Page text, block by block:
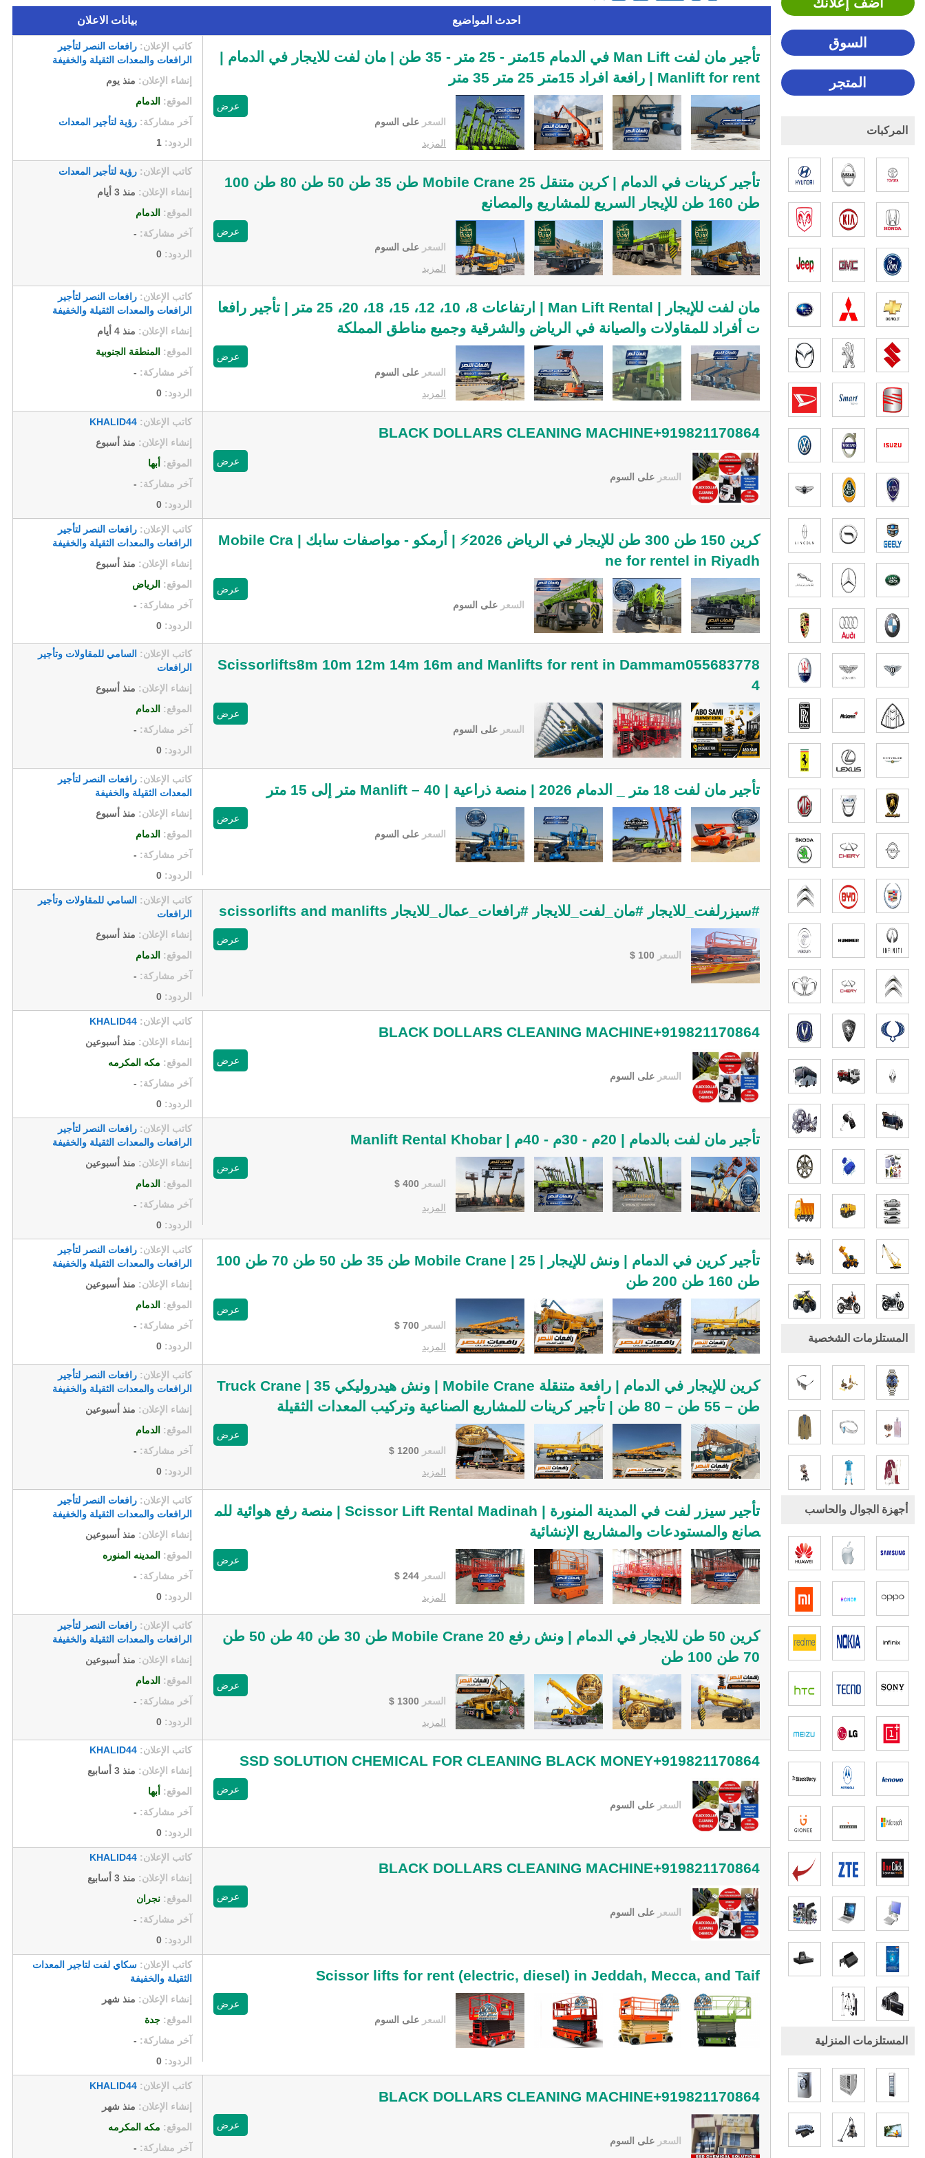
السوق
المتجر
المركبات
المستلزمات الشخصية
أجهزة الجوال والحاسب
المستلزمات المنزلية
احدث المواضيع بيانات الاعلان
تأجير مان لفت Man Lift في الدمام 15متر - 25 متر - 35 طن | مان لفت للايجار في الدمام |
Manlift for rent | رافعة افراد 15متر 25 متر 35 متر
المزيد
السعر على السوم
عرض
كاتب الإعلان:رافعات النصر لتأجير
الرافعات والمعدات الثقيلة والخفيفة
إنشاء الإعلان: منذ يوم
الموقع: الدمام
آخر مشاركة:رؤية لتأجير المعدات
الردود:1
تأجير كرينات في الدمام | كرين متنقل Mobile Crane 25 طن 35 طن 50 طن 80 طن 100
طن 160 طن للإيجار السريع للمشاريع والمصانع
المزيد
السعر على السوم
عرض
كاتب الإعلان:رؤية لتأجير المعدات
إنشاء الإعلان: منذ 3 أيام
الموقع: الدمام
آخر مشاركة: -
الردود:0
مان لفت للإيجار | Man Lift Rental | ارتفاعات 8، 10، 12، 15، 18، 20، 25 متر | تأجير رافعا
ت أفراد للمقاولات والصيانة في الرياض والشرقية وجميع مناطق المملكة
المزيد
السعر على السوم
عرض
كاتب الإعلان:رافعات النصر لتأجير
الرافعات والمعدات الثقيلة والخفيفة
إنشاء الإعلان: منذ 4 أيام
الموقع: المنطقة الجنوبية
آخر مشاركة: -
الردود:0
BLACK DOLLARS CLEANING MACHINE+919821170864
السعر على السوم
عرض
كاتب الإعلان:KHALID44
إنشاء الإعلان: منذ أسبوع
الموقع:أبها
آخر مشاركة: -
الردود:0
كرين 150 طن 300 طن للإيجار في الرياض 2026⚡ | أرمكو - مواصفات سابك | Mobile Cra
ne for rentel in Riyadh
السعر على السوم
عرض
كاتب الإعلان:رافعات النصر لتأجير
الرافعات والمعدات الثقيلة والخفيفة
إنشاء الإعلان: منذ أسبوع
الموقع:الرياض
آخر مشاركة: -
الردود:0
Scissorlifts8m 10m 12m 14m 16m and Manlifts for rent in Dammam055683778
4
السعر على السوم
عرض
كاتب الإعلان: السامي للمقاولات وتأجير
الرافعات
إنشاء الإعلان: منذ أسبوع
الموقع: الدمام
آخر مشاركة: -
الردود:0
تأجير مان لفت 18 متر _ الدمام 2026 | منصة ذراعية | Manlift – 40 متر إلى 15 متر
السعر على السوم
عرض
كاتب الإعلان:رافعات النصر لتأجير
المعدات الثقيلة والخفيفة
إنشاء الإعلان: منذ أسبوع
الموقع: الدمام
آخر مشاركة: -
الردود:0
#سيزرلفت_للايجار #مان_لفت_للايجار #رافعات_عمال_للايجار scissorlifts and manlifts
السعر 100
$
عرض
كاتب الإعلان: السامي للمقاولات وتأجير
الرافعات
إنشاء الإعلان: منذ أسبوع
الموقع: الدمام
آخر مشاركة: -
الردود:0
BLACK DOLLARS CLEANING MACHINE+919821170864
السعر على السوم
عرض
كاتب الإعلان:KHALID44
إنشاء الإعلان: منذ أسبوعين
الموقع: مكه المكرمه
آخر مشاركة: -
الردود:0
تأجير مان لفت بالدمام | 20م - 30م - 40م | Manlift Rental Khobar
المزيد
السعر 400
$
عرض
كاتب الإعلان:رافعات النصر لتأجير
الرافعات والمعدات الثقيلة والخفيفة
إنشاء الإعلان: منذ أسبوعين
الموقع: الدمام
آخر مشاركة: -
الردود:0
تأجير كرين في الدمام | ونش للإيجار | Mobile Crane | 25 طن 35 طن 50 طن 70 طن 100
طن 160 طن 200 طن
المزيد
السعر 700
$
عرض
كاتب الإعلان:رافعات النصر لتأجير
الرافعات والمعدات الثقيلة والخفيفة
إنشاء الإعلان: منذ أسبوعين
الموقع: الدمام
آخر مشاركة: -
الردود:0
كرين للإيجار في الدمام | رافعة متنقلة Mobile Crane | ونش هيدروليكي Truck Crane | 35
طن – 55 طن – 80 طن | تأجير كرينات للمشاريع الصناعية وتركيب المعدات الثقيلة
المزيد
السعر 1200
$
عرض
كاتب الإعلان:رافعات النصر لتأجير
الرافعات والمعدات الثقيلة والخفيفة
إنشاء الإعلان: منذ أسبوعين
الموقع: الدمام
آخر مشاركة: -
الردود:0
تأجير سيزر لفت في المدينة المنورة | Scissor Lift Rental Madinah | منصة رفع هوائية للم
صانع والمستودعات والمشاريع الإنشائية
المزيد
السعر 244
$
عرض
كاتب الإعلان:رافعات النصر لتأجير
الرافعات والمعدات الثقيلة والخفيفة
إنشاء الإعلان: منذ أسبوعين
الموقع: المدينه المنوره
آخر مشاركة: -
الردود:0
كرين 50 طن للايجار في الدمام | ونش رفع Mobile Crane 20 طن 30 طن 40 طن 50 طن
70 طن 100 طن
المزيد
السعر 1300
$
عرض
كاتب الإعلان:رافعات النصر لتأجير
الرافعات والمعدات الثقيلة والخفيفة
إنشاء الإعلان: منذ أسبوعين
الموقع:الدمام
آخر مشاركة: -
الردود:0
SSD SOLUTION CHEMICAL FOR CLEANING BLACK MONEY+919821170864
السعر على السوم
عرض
كاتب الإعلان:KHALID44
إنشاء الإعلان: منذ 3 أسابيع
الموقع: أبها
آخر مشاركة: -
الردود:0
BLACK DOLLARS CLEANING MACHINE+919821170864
السعر على السوم
عرض
كاتب الإعلان:KHALID44
إنشاء الإعلان: منذ 3 أسابيع
الموقع:نجران
آخر مشاركة: -
الردود:0
Scissor lifts for rent (electric, diesel) in Jeddah, Mecca, and Taif
السعر على السوم
عرض
كاتب الإعلان:سكاي لفت لتاجير المعدات
الثقيلة والخفيفة
إنشاء الإعلان: منذ شهر
الموقع:جدة
آخر مشاركة: -
الردود:0
BLACK DOLLARS CLEANING MACHINE+919821170864
السعر على السوم
عرض
كاتب الإعلان:KHALID44
إنشاء الإعلان: منذ شهر
الموقع: مكه المكرمه
آخر مشاركة: -